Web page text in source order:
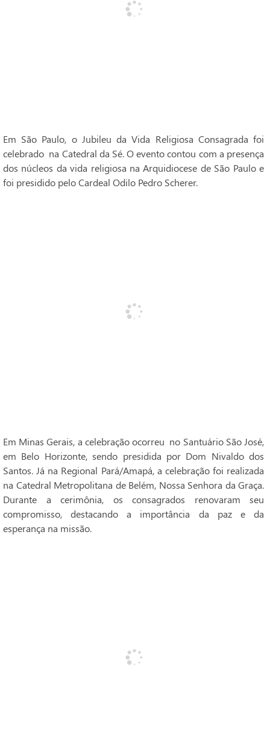
Em São Paulo, o Jubileu da Vida Religiosa Consagrada foi
celebrado na Catedral da Sé. O evento contou com a presença
dos núcleos da vida religiosa na Arquidiocese de São Paulo e
foi presidido pelo Cardeal Odilo Pedro Scherer.
Em Minas Gerais, a celebração ocorreu no Santuário São José,
em Belo Horizonte, sendo presidida por Dom Nivaldo dos
Santos. Já na Regional Pará/Amapá, a celebração foi realizada
na Catedral Metropolitana de Belém, Nossa Senhora da Graça.
Durante a cerimônia, os consagrados renovaram seu
compromisso, destacando a importância da paz e da
esperança na missão.